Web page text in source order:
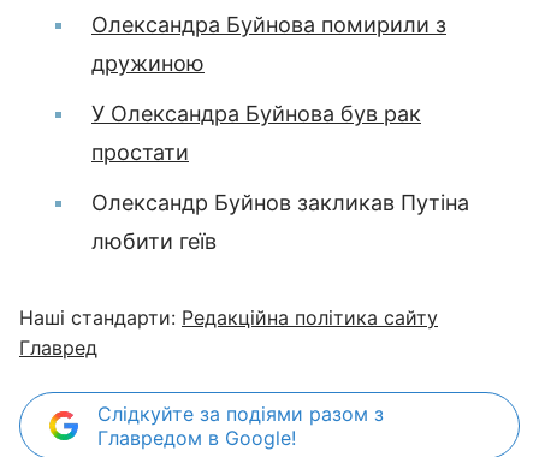
Олександра Буйнова помирили з
дружиною
У Олександра Буйнова був рак
простати
Олександр Буйнов закликав Путіна
любити геїв
Наші стандарти: Редакційна політика сайту
Главред
Слідкуйте за подіями разом з
Главредом в Google!